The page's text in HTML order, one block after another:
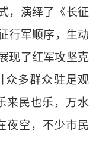
，演绎了《长征
行军顺序，生动
现了红军攻坚克
众多群众驻足观
民也乐，万水
夜空，不少市民